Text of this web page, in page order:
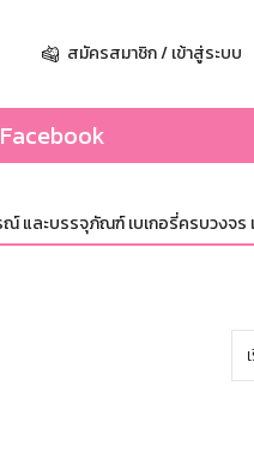
สมัครสมาชิก / เข้าสู่ระบบ
Facebook
ละบรรจุภัณฑ์ เบเกอรี่ครบวงจร